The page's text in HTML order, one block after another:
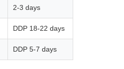
2-3 days
DDP 18-22 days
DDP 5-7 days